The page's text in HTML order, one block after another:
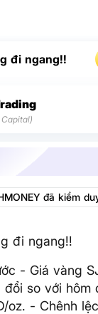
đi ngang!!
đã kiểm
đi ngang!!
- Giá vàng
đổi so với hôm
oz. - Chênh